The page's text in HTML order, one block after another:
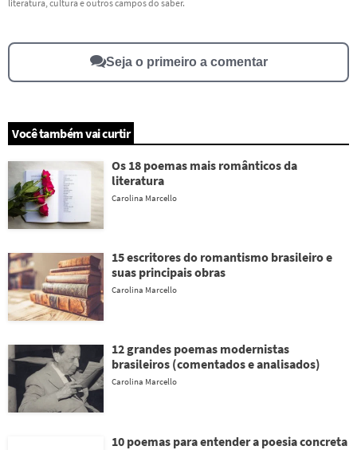
literatura, cultura e outros campos do saber.
Seja o primeiro a comentar
Você também vai curtir
Os 18 poemas mais românticos da
literatura
Carolina Marcello
15 escritores do romantismo brasileiro e
suas principais obras
Carolina Marcello
12 grandes poemas modernistas
brasileiros (comentados e analisados)
Carolina Marcello
10 poemas para entender a poesia concreta